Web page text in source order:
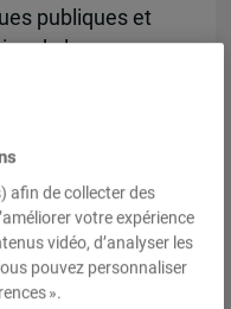
publiques et
de la
national et
des
clés, en
de la
afin de collecter des
votre expérience
vidéo, d’analyser les
pouvez personnaliser
».